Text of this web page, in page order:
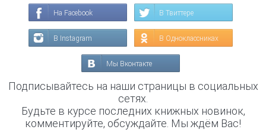
На Facebook В Твиттере
В Instagram В Одноклассниках
Мы Вконтакте
Подписывайтесь на наши страницы в социальных
сетях.
Будьте в курсе последних книжных новинок,
комментируйте, обсуждайте. Мы ждём Вас!